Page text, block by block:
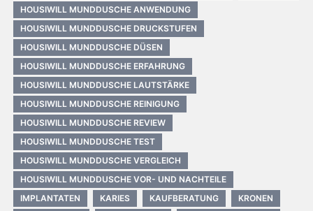
HOUSIWILL MUNDDUSCHE ANWENDUNG
HOUSIWILL MUNDDUSCHE DRUCKSTUFEN
HOUSIWILL MUNDDUSCHE DÜSEN
HOUSIWILL MUNDDUSCHE ERFAHRUNG
HOUSIWILL MUNDDUSCHE LAUTSTÄRKE
HOUSIWILL MUNDDUSCHE REINIGUNG
HOUSIWILL MUNDDUSCHE REVIEW
HOUSIWILL MUNDDUSCHE TEST
HOUSIWILL MUNDDUSCHE VERGLEICH
HOUSIWILL MUNDDUSCHE VOR- UND NACHTEILE
IMPLANTATEN
KARIES KAUFBERATUNG
KRONEN